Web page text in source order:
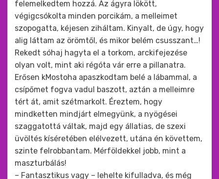
felemelkedtem hozzá. Az ágyra lökött,
végigcsókolta minden porcikám, a melleimet
szopogatta, kéjesen ziháltam. Kinyalt, de úgy, hogy
alig láttam az örömtől, és mikor belém csusszant…!
Rekedt sóhaj hagyta el a torkom, arckifejezése
olyan volt, mint aki régóta vár erre a pillanatra.
Erősen kMostoha apaszkodtam belé a lábammal, a
csípőmet fogva vadul baszott, aztán a melleimre
tért át, amit szétmarkolt. Éreztem, hogy
mindketten mindjárt elmegyünk, a nyögései
szaggatottá váltak, majd egy állatias, de szexi
üvöltés kíséretében elélvezett, utána én követtem,
szinte felrobbantam. Mérföldekkel jobb, mint a
maszturbálás!
– Fantasztikus vagy – lehelte kifulladva, és még